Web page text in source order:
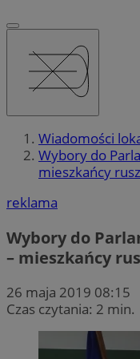
Wiadomości
Wybory do
mieszkańcy
reklama
Wybory do
– mieszkańcy
26 maja 2019 08:15
Czas czytania: 2 min.